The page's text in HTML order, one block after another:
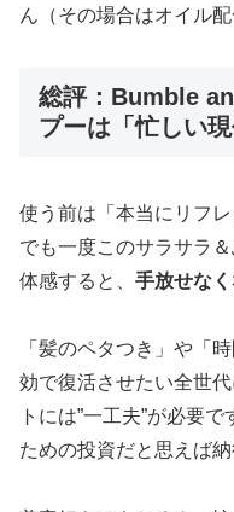
ん（その場合はオイル
総評：Bumble
プーは「忙しい
使う前は「本当にリフ
でも一度このサラサラ
体感すると、 手放せな
「髪のペタつき」や「
効で復活させたい全世
トには”一工夫”が必要
ための投資だと思えば納